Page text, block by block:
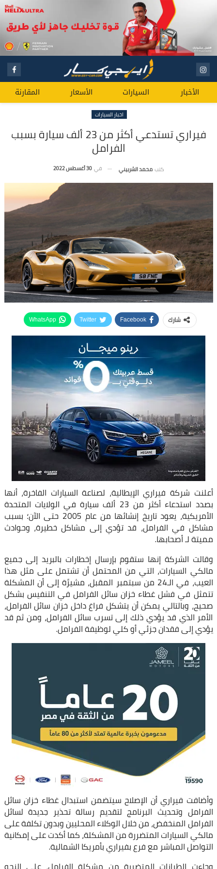
الأخبار السيارات الأسعار المقارنة
اخبار السيارات
فيراري تستدعي أكثر من 23 ألف سيارة بسبب
الفرامل
كتب محمد الشربيني في 30 أغسطس 2022
شارك Facebook
Twitter
WhatsApp
أعلنت شركة فيراري الإيطالية، لصناعة السيارات الفاخرة، أنها
بصدد استدعاء أكثر من 23 ألف سيارة في الولايات المتحدة
الأمريكية، يعود تاريخ إنشائها من عام 2005 حتى الآن؛ بسبب
مشاكل في الفرامل، قد تؤدي إلى مشاكل خطيرة، وحوادث
مميتة لـ أصحابها.
وقالت الشركة إنها ستقوم بإرسال إخطارات بالبريد إلى جميع
مالكي السيارات، التي من المحتمل أن تشتمل على مثل هذا
العيب، في الـ24 من سبتمبر المقبل، مشيرًة إلى أن المشكلة
تتمثل في فشل غطاء خزان سائل الفرامل في التنفيس بشكل
صحيح، وبالتالي يمكن أن يتشكل فراغ داخل خزان سائل الفرامل،
الأمر الذي قد يؤدي ذلك إلى تسرب سائل الفرامل، ومن ثم قد
يؤدي إلى فقدان جزئي أو كلي لوظيفة الفرامل.
وأضافت فيراري أن الإصلاح سيتضمن استبدال غطاء خزان سائل
الفرامل وتحديث البرنامج لتقديم رسالة تحذير جديدة لسائل
الفرامل المنخفض، من خلال الوكلاء المحليين وبدون تكلفة على
مالكي السيارات المتضررة من المشكلة، كما أكدت على إمكانية
التواصل المباشر مع فرع بفيراري بأمريكا الشمالية.